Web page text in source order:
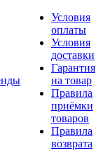
Условия
оплаты
Условия
доставки
Гарантия
на товар
Правила
приёмки
товаров
Правила
возврата